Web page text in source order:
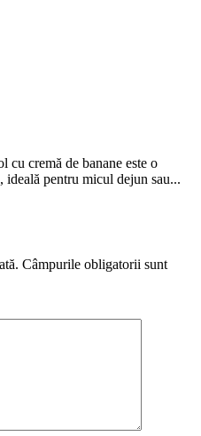
cu cremă de banane este o
ideală pentru micul dejun sau...
Câmpurile obligatorii sunt